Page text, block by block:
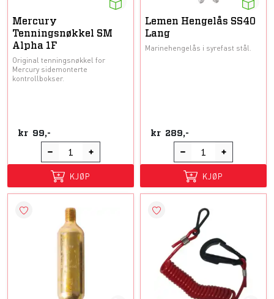
Mercury
Tenningsnøkkel SM
Alpha 1F
Original tenningsnøkkel for
Mercury sidemonterte
kontrollbokser.
kr 99,-
KJØP
Lemen Hengelås SS40
Lang
Marinehengelås i syrefast stål.
kr 289,-
KJØP